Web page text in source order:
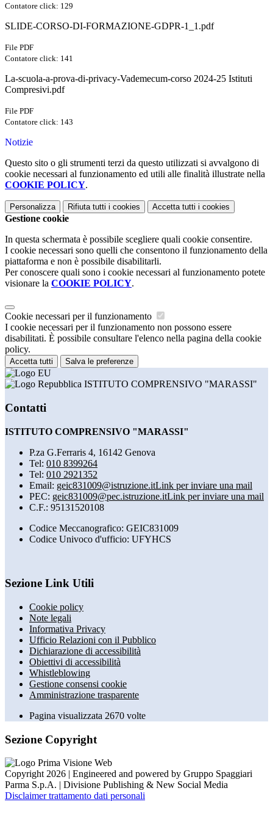
Contatore click: 129
SLIDE-CORSO-DI-FORMAZIONE-GDPR-1_1.pdf
File PDF
Contatore click: 141
La-scuola-a-prova-di-privacy-Vademecum-corso 2024-25 Istituti
Compresivi.pdf
File PDF
Contatore click: 143
Notizie
Questo sito o gli strumenti terzi da questo utilizzati si avvalgono di
cookie necessari al funzionamento ed utili alle finalità illustrate nella
COOKIE POLICY.
Personalizza Rifiuta tutti i cookies Accetta tutti i cookies
Gestione cookie
In questa schermata è possibile scegliere quali cookie consentire.
I cookie necessari sono quelli che consentono il funzionamento della
piattaforma e non è possibile disabilitarli.
Per conoscere quali sono i cookie necessari al funzionamento potete
visionare la COOKIE POLICY.
Cookie necessari per il funzionamento
I cookie necessari per il funzionamento non possono essere
disabilitati. È possibile consultare l'elenco nella pagina della cookie
policy.
Accetta tutti Salva le preferenze
ISTITUTO COMPRENSIVO "MARASSI"
Contatti
ISTITUTO COMPRENSIVO "MARASSI"
P.za G.Ferraris 4, 16142 Genova
Tel: 010 8399264
Tel: 010 2921352
Email: geic831009@istruzione.itLink per inviare una mail
PEC: geic831009@pec.istruzione.itLink per inviare una mail
C.F.: 95131520108
Codice Meccanografico: GEIC831009
Codice Univoco d'ufficio: UFYHCS
Sezione Link Utili
Cookie policy
Note legali
Informativa Privacy
Ufficio Relazioni con il Pubblico
Dichiarazione di accessibilità
Obiettivi di accessibilità
Whistleblowing
Gestione consensi cookie
Amministrazione trasparente
Pagina visualizzata 2670 volte
Sezione Copyright
Copyright 2026 | Engineered and powered by Gruppo Spaggiari
Parma S.p.A. | Divisione Publishing & New Social Media
Disclaimer trattamento dati personali